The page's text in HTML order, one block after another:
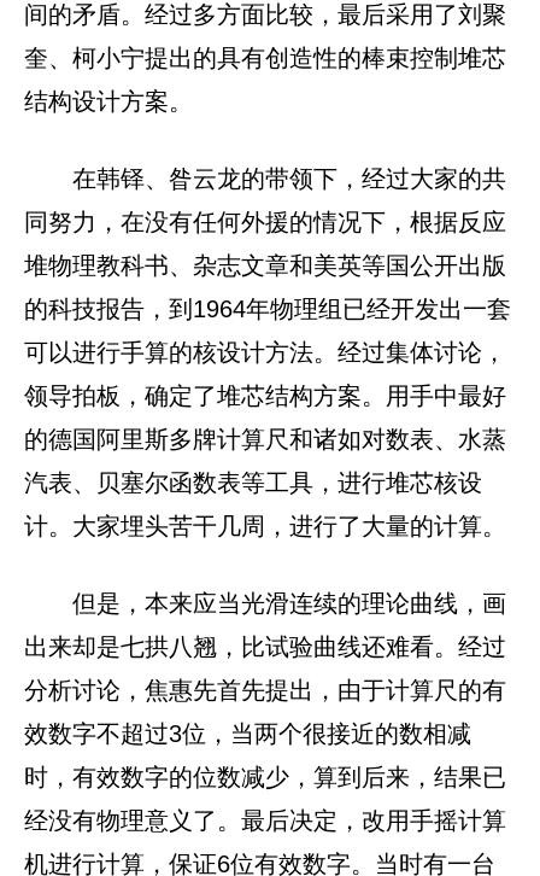
间的矛盾。经过多方面比较，最后采用了刘聚
奎、柯小宁提出的具有创造性的棒束控制堆芯
结构设计方案。
在韩铎、昝云龙的带领下，经过大家的共
同努力，在没有任何外援的情况下，根据反应
堆物理教科书、杂志文章和美英等国公开出版
的科技报告，到1964年物理组已经开发出一套
可以进行手算的核设计方法。经过集体讨论，
领导拍板，确定了堆芯结构方案。用手中最好
的德国阿里斯多牌计算尺和诸如对数表、水蒸
汽表、贝塞尔函数表等工具，进行堆芯核设
计。大家埋头苦干几周，进行了大量的计算。
但是，本来应当光滑连续的理论曲线，画
出来却是七拱八翘，比试验曲线还难看。经过
分析讨论，焦惠先首先提出，由于计算尺的有
效数字不超过3位，当两个很接近的数相减
时，有效数字的位数减少，算到后来，结果已
经没有物理意义了。最后决定，改用手摇计算
机进行计算，保证6位有效数字。当时有一台